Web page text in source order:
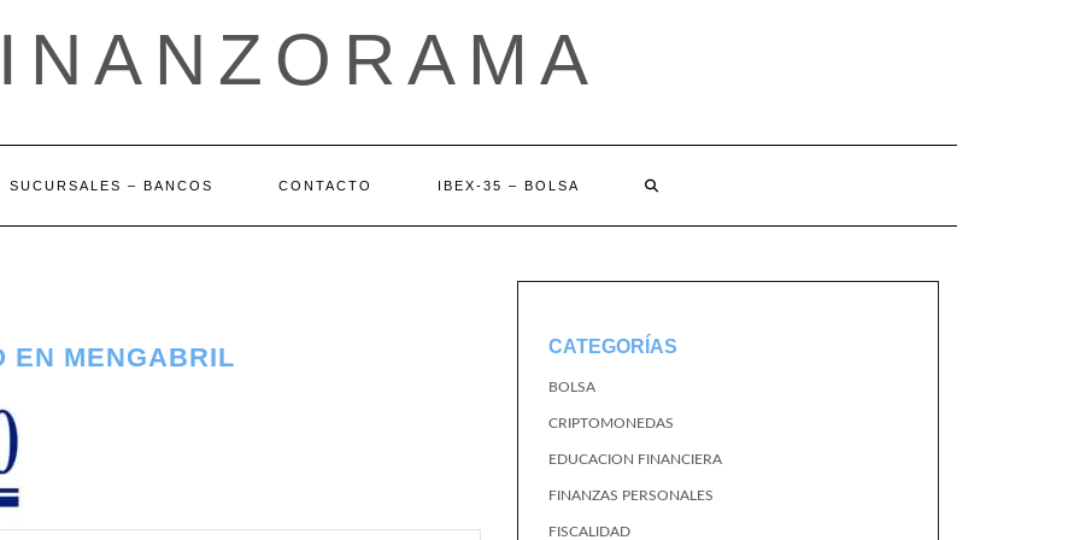
SUCURSALES – BANCOS CONTACTO IBEX-35 – BOLSA
MENGABRIL CATEGORÍAS
BOLSA
CRIPTOMONEDAS
EDUCACION FINANCIERA
FINANZAS PERSONALES
FISCALIDAD